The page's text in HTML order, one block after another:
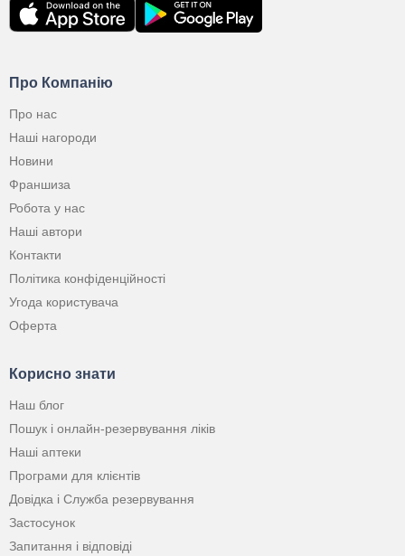
Про Компанію
Про нас
Наші нагороди
Новини
Франшиза
Робота у нас
Наші автори
Контакти
Політика конфіденційності
Угода користувача
Оферта
Корисно знати
Наш блог
Пошук і онлайн-резервування ліків
Наші аптеки
Програми для клієнтів
Довідка і Служба резервування
Застосунок
Запитання і відповіді